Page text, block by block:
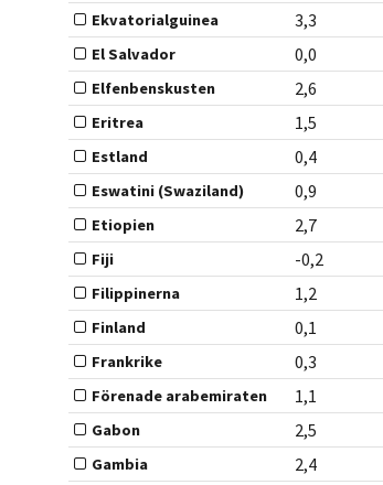
Ekvatorialguinea 3,3
El Salvador 0,0
Elfenbenskusten 2,6
Eritrea 1,5
Estland 0,4
Eswatini (Swaziland) 0,9
Etiopien 2,7
Fiji -0,2
Filippinerna 1,2
Finland 0,1
Frankrike 0,3
Förenade arabemiraten 1,1
Gabon 2,5
Gambia 2,4